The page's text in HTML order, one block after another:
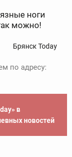
ноги
можно!
Брянск Today
по адресу:
в
новостей